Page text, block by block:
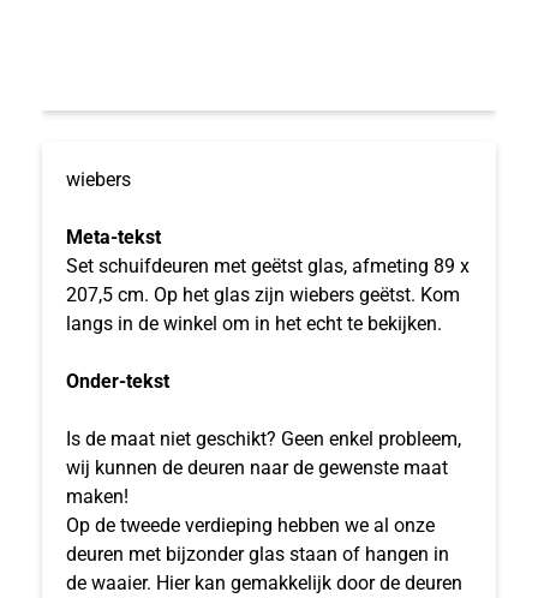
wiebers
Meta-tekst
Set schuifdeuren met geëtst glas, afmeting 89 x
207,5 cm. Op het glas zijn wiebers geëtst. Kom
langs in de winkel om in het echt te bekijken.
Onder-tekst
Is de maat niet geschikt? Geen enkel probleem,
wij kunnen de deuren naar de gewenste maat
maken!
Op de tweede verdieping hebben we al onze
deuren met bijzonder glas staan of hangen in
de waaier. Hier kan gemakkelijk door de deuren